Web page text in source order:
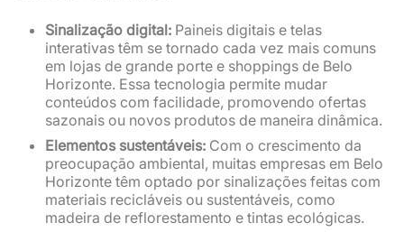
Sinalização digital: Paineis digitais e telas
interativas têm se tornado cada vez mais comuns
em lojas de grande porte e shoppings de Belo
Horizonte. Essa tecnologia permite mudar
conteúdos com facilidade, promovendo ofertas
sazonais ou novos produtos de maneira dinâmica.
Elementos sustentáveis: Com o crescimento da
preocupação ambiental, muitas empresas em Belo
Horizonte têm optado por sinalizações feitas com
materiais recicláveis ou sustentáveis, como
madeira de reflorestamento e tintas ecológicas.